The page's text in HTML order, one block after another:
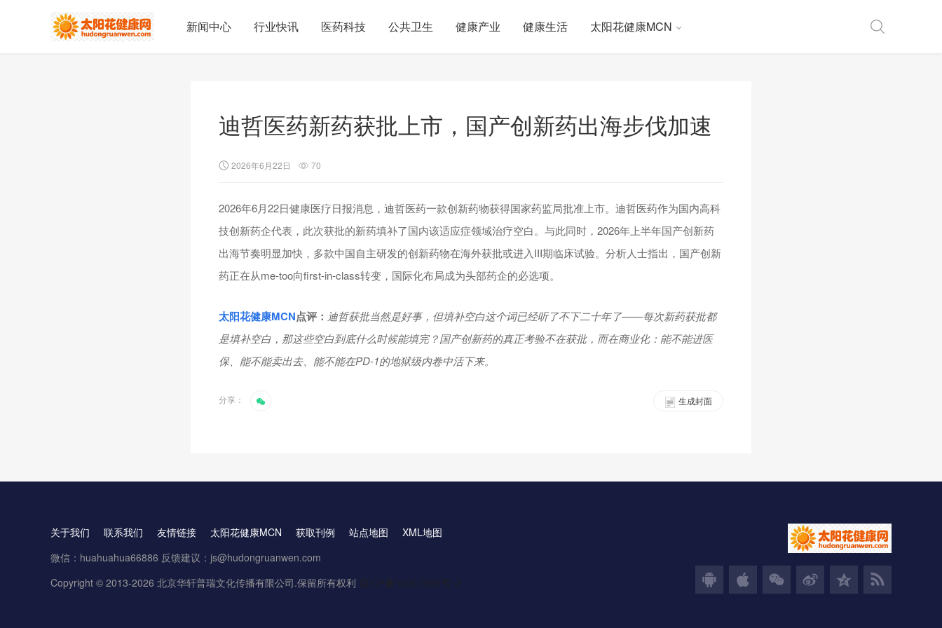
新闻中心 行业快讯 医药科技 公共卫生 健康产业 健康生活 太阳花健康MCN
迪哲医药新药获批上市，国产创新药出海步伐加速
2026年6月22日 70
2026年6月22日健康医疗日报消息，迪哲医药一款创新药物获得国家药监局批准上市。迪哲医药作为国内高科
技创新药企代表，此次获批的新药填补了国内该适应症领域治疗空白。与此同时，2026年上半年国产创新药
出海节奏明显加快，多款中国自主研发的创新药物在海外获批或进入III期临床试验。分析人士指出，国产创新
药正在从me-too向first-in-class转变，国际化布局成为头部药企的必选项。
太阳花健康MCN点评： 迪哲获批当然是好事，但填补空白这个词已经听了不下二十年了——每次新药获批都
是填补空白，那这些空白到底什么时候能填完？国产创新药的真正考验不在获批，而在商业化：能不能进医
保、能不能卖出去、能不能在PD-1的地狱级内卷中活下来。
分享： 生成封面
关于我们 联系我们 友情链接 太阳花健康MCN 获取刊例 站点地图
XML地图
微信：huahuahua66886 反馈建议：js@hudongruanwen.com
Copyright © 2013-2026 北京华轩普瑞文化传播有限公司.保留所有权利 京ICP备16061888号-3